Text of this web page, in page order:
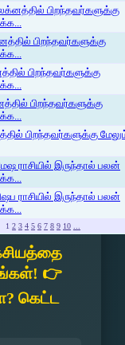
பிறந்தவர்களுக்கு
பிறந்தவர்களுக்கு
பிறந்தவர்களுக்கு
பிறந்தவர்களுக்கு
பிறந்தவர்களுக்கு
ராசியில் இருந்தால் பலன்
ராசியில் இருந்தால் பலன்
1 2 3 4 5 6 7 8 9 10 ...
👉
கெட்ட